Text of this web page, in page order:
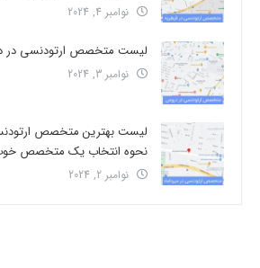
نوامبر 4, 2024
لیست متخصص ارتودنسی در
نوامبر 3, 2024
لیست بهترین متخصص
نحوه انتخاب یک متخصص
نوامبر 2, 2024